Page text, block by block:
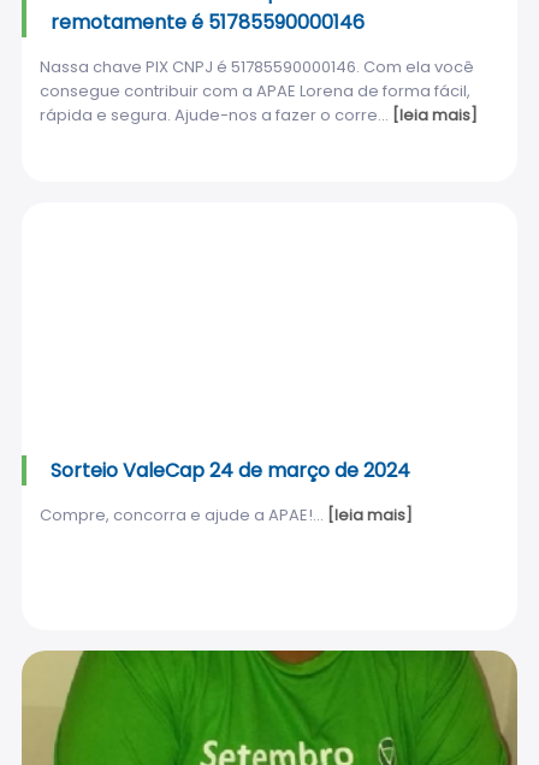
remotamente é 51785590000146
Nassa chave PIX CNPJ é 51785590000146. Com ela você
consegue contribuir com a APAE Lorena de forma fácil,
rápida e segura. Ajude-nos a fazer o corre... [leia mais]
Sorteio ValeCap 24 de março de 2024
Compre, concorra e ajude a APAE!... [leia mais]